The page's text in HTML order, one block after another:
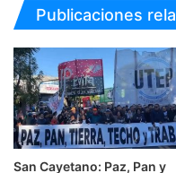
Publicaciones
San Cayetano: Paz, Pan y